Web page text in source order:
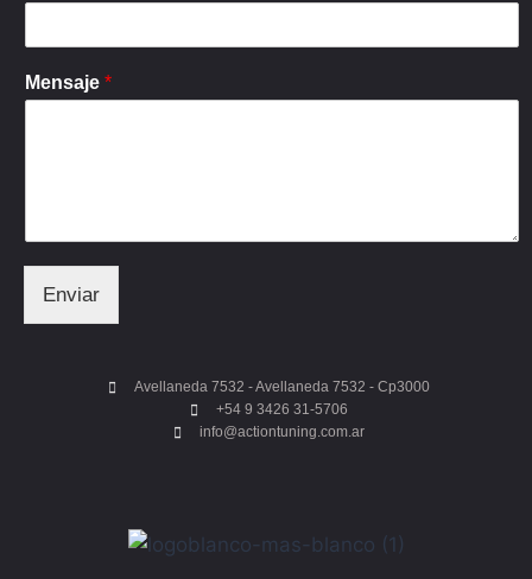
Mensaje *
Enviar
Avellaneda 7532 - Avellaneda 7532 - Cp3000
+54 9 3426 31-5706
info@actiontuning.com.ar